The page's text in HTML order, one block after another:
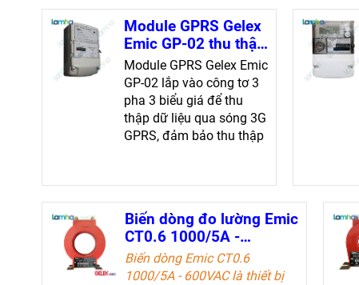
Module GPRS Gelex
Emic GP-02 thu thập
dữ liệu tối ưu
Module GPRS Gelex Emic
GP-02 lắp vào công tơ 3
pha 3 biểu giá để thu
thập dữ liệu qua sóng 3G
GPRS, đảm bảo thu thập
Biến dòng đo lường Emic
CT0.6 1000/5A -
600VAC- Đo Lường Dòng
Điện Chính Xác
Biến dòng Emic CT0.6
1000/5A - 600VAC là thiết bị